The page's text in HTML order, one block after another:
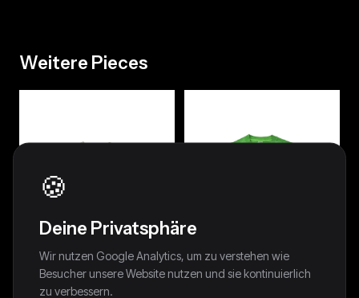
Weitere Pieces
🍪
Deine Privatsphäre
Wir nutzen Google Analytics, um zu verstehen wie
Besucher unsere Website nutzen und sie kontinuierlich
zu verbessern.